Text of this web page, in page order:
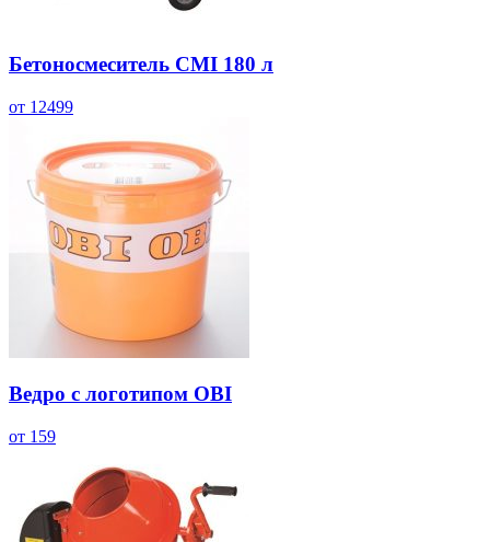
Бетоносмеситель CMI 180 л
от 12499
Ведро с логотипом OBI
от 159